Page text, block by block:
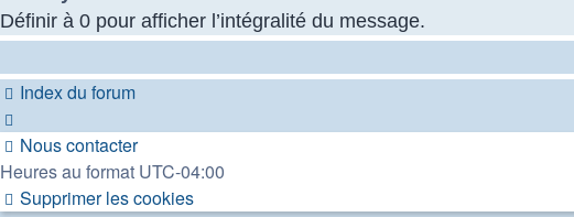
Définir à 0 pour afficher l’intégralité du message.
Index du forum
Nous contacter
Heures au format UTC-04:00
Supprimer les cookies